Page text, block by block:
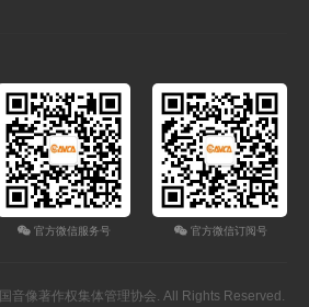
官方微信服务号 官方微信订阅号
音像著作权集体管理协会. All Rights Reserved.